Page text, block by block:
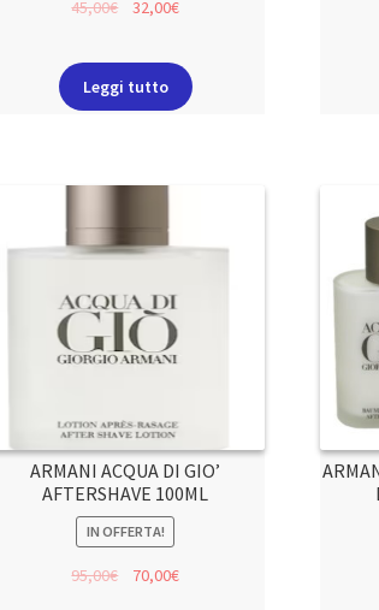
45,00€ 32,00€
Leggi tutto
ARMANI ACQUA DI GIO’
AFTERSHAVE 100ML
IN OFFERTA!
95,00€ 70,00€